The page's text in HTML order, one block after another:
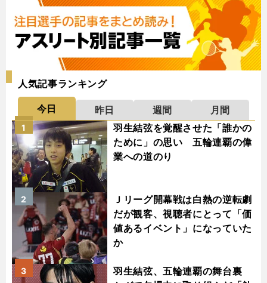
人気記事ランキング
今日 昨日 週間
月間
羽生結弦を覚醒させた「誰かの
ために」の思い 五輪連覇の偉
業への道のり
1
Ｊリーグ開幕戦は白熱の逆転劇
だが観客、視聴者にとって「価
値あるイベント」になっていた
か
2
羽生結弦、五輪連覇の舞台裏
3